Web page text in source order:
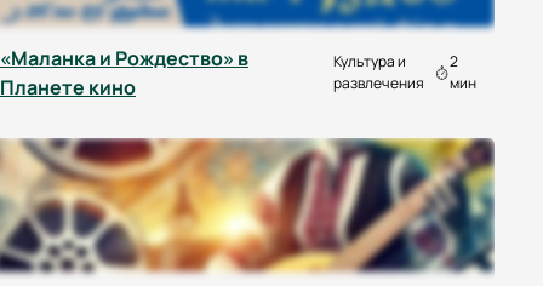
«Маланка и Рождество» в
Планете кино
Культура и
развлечения
2
мин